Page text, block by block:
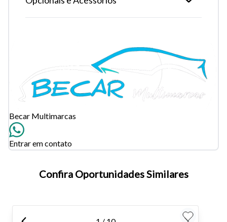
Tamanho do texto
Para aumentar ou diminuir a fonte em nosso site, utilize os
teclado.
Becar Multimarcas
Entrar em contato
Confira Oportunidades Similares